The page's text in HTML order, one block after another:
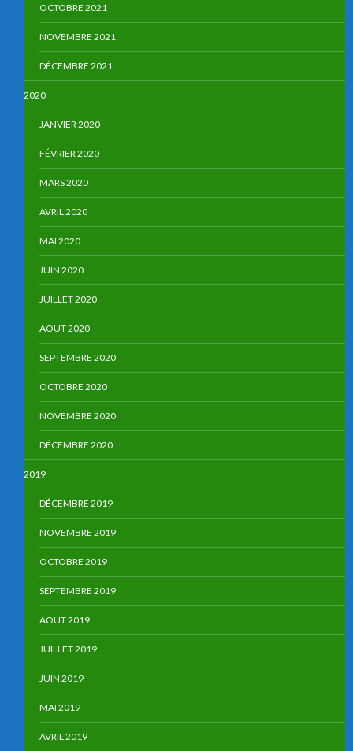
OCTOBRE 2021
NOVEMBRE 2021
DÉCEMBRE 2021
2020
JANVIER 2020
FÉVRIER 2020
MARS 2020
AVRIL 2020
MAI 2020
JUIN 2020
JUILLET 2020
AOUT 2020
SEPTEMBRE 2020
OCTOBRE 2020
NOVEMBRE 2020
DÉCEMBRE 2020
2019
DÉCEMBRE 2019
NOVEMBRE 2019
OCTOBRE 2019
SEPTEMBRE 2019
AOUT 2019
JUILLET 2019
JUIN 2019
MAI 2019
AVRIL 2019